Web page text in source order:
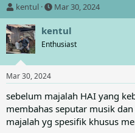
T
h
r
e
a
d
s
t
a
r
t
e
kentul
S
t
a
t
t
e
Mar 30, 2024
kentul
Enthusiast
Mar 30, 2024
sebelum majalah HAI yang
membahas seputar musik
majalah yg spesifik khusus